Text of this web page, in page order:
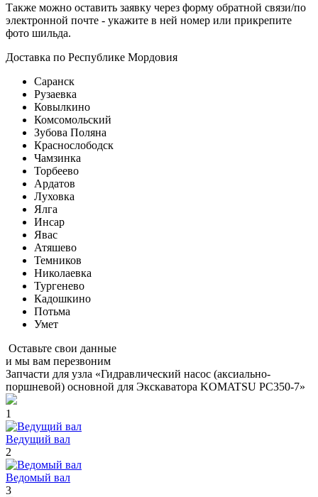
Также можно оставить заявку через форму обратной связи/по
электронной почте - укажите в ней номер или прикрепите
фото шильда.
Доставка по Республике Мордовия
Саранск
Рузаевка
Ковылкино
Комсомольский
Зубова Поляна
Краснослободск
Чамзинка
Торбеево
Ардатов
Луховка
Ялга
Инсар
Явас
Атяшево
Темников
Николаевка
Тургенево
Кадошкино
Потьма
Умет
Оставьте свои данные
и мы вам перезвоним
Запчасти для узла «Гидравлический насос (аксиально-
поршневой) основной для Экскаватора KOMATSU PC350-7»
1
Ведущий вал
2
Ведомый вал
3